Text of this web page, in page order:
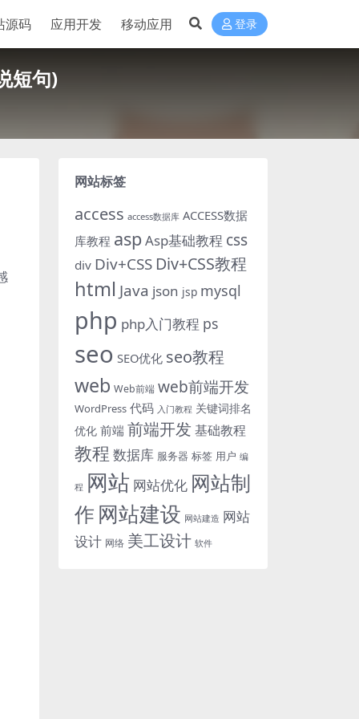
源码 应用开发 移动应用 登录
短句)
网站标签
access access数据库 ACCESS数据
库教程 asp Asp基础教程 css
div Div+CSS Div+CSS教程
html Java json jsp mysql
php php入门教程 ps
seo SEO优化 seo教程
web Web前端 web前端开发
WordPress 代码 入门教程 关键词排名
优化 前端 前端开发 基础教程
教程 数据库 服务器 标签 用户 编
程 网站 网站优化 网站制
作 网站建设 网站建造 网站
设计 网络 美工设计 软件